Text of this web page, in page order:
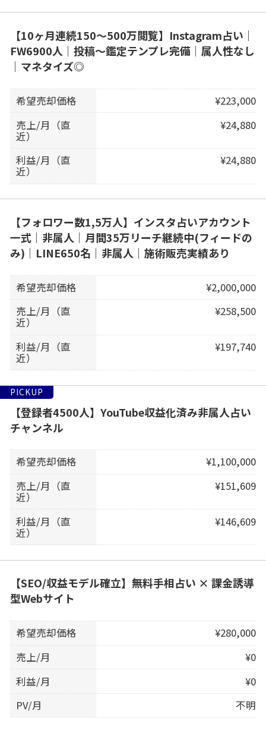
【10ヶ月連続150〜500万閲覧】Instagram占い｜
FW6900人｜投稿〜鑑定テンプレ完備｜属人性なし
｜マネタイズ◎
希望売却価格
¥223,000
売上/月（直
近）
¥24,880
利益/月（直
近）
¥24,880
【フォロワー数1,5万人】インスタ占いアカウント
一式｜非属人｜月間35万リーチ継続中(フィードの
み)｜LINE650名｜非属人｜施術販売実績あり
希望売却価格
¥2,000,000
売上/月（直
近）
¥258,500
利益/月（直
近）
¥197,740
PICKUP
【登録者4500人】YouTube収益化済み非属人占い
チャンネル
希望売却価格
¥1,100,000
売上/月（直
近）
¥151,609
利益/月（直
近）
¥146,609
【SEO/収益モデル確立】無料手相占い × 課金誘導
型Webサイト
希望売却価格
¥280,000
売上/月
¥0
利益/月
¥0
PV/月
不明